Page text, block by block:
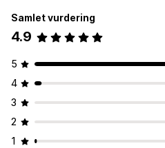
Samlet vurdering
4.9
5
4
3
2
1